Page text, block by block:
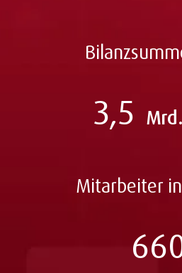
3,5
Mitarbeiter